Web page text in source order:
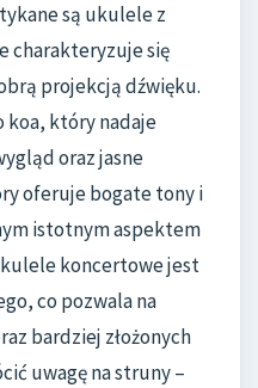
są ukulele z
charakteryzuje się
projekcją dźwięku.
koa, który nadaje
oraz jasne
oferuje bogate tony i
istotnym aspektem
koncertowe jest
co pozwala na
bardziej złożonych
uwagę na struny –